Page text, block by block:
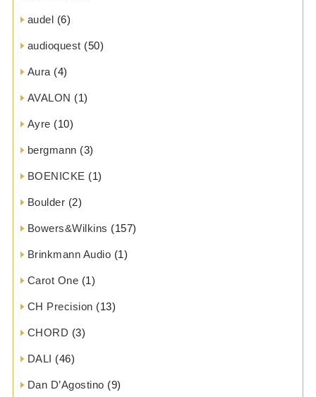
audel (6)
audioquest (50)
Aura (4)
AVALON (1)
Ayre (10)
bergmann (3)
BOENICKE (1)
Boulder (2)
Bowers&Wilkins (157)
Brinkmann Audio (1)
Carot One (1)
CH Precision (13)
CHORD (3)
DALI (46)
Dan D’Agostino (9)